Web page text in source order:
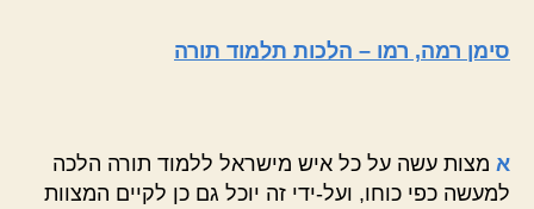
סימן רמה, רמו – הלכות תלמוד תורה
א מצות עשה על כל איש מישראל ללמוד תורה הלכה
למעשה כפי כוחו, ועל-ידי זה יוכל גם כן לקיים המצוות